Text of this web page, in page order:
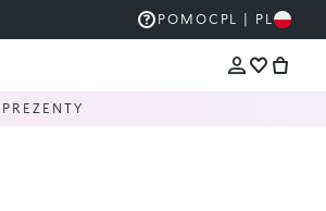
THE KIKO SALE: DO 50% ZNIŻKI
POMOC PL | PL
PREZENTY